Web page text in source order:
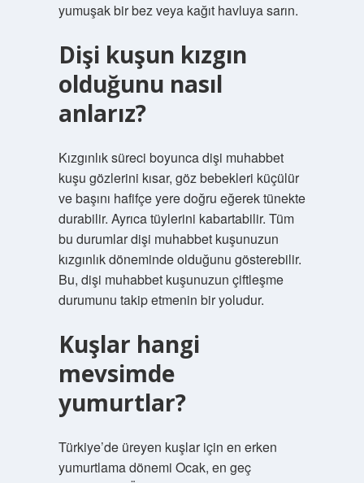
yumuşak bir bez veya kağıt havluya sarın.
Dişi kuşun kızgın
olduğunu nasıl
anlarız?
Kızgınlık süreci boyunca dişi muhabbet
kuşu gözlerini kısar, göz bebekleri küçülür
ve başını hafifçe yere doğru eğerek tünekte
durabilir. Ayrıca tüylerini kabartabilir. Tüm
bu durumlar dişi muhabbet kuşunuzun
kızgınlık döneminde olduğunu gösterebilir.
Bu, dişi muhabbet kuşunuzun çiftleşme
durumunu takip etmenin bir yoludur.
Kuşlar hangi
mevsimde
yumurtlar?
Türkiye’de üreyen kuşlar için en erken
yumurtlama dönemi Ocak, en geç